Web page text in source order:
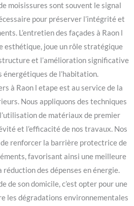
moisissures sont souvent le signal
pour préserver l’intégrité et
L’entretien des façades à Raon l
esthétique, joue un rôle stratégique
et l’amélioration significative
énergétiques de l’habitation.
à Raon l etape est au service de la
Nous appliquons des techniques
de matériaux de premier
et l’efficacité de nos travaux. Nos
renforcer la barrière protectrice de
favorisant ainsi une meilleure
des dépenses en énergie.
de son domicile, c’est opter pour une
les dégradations environnementales